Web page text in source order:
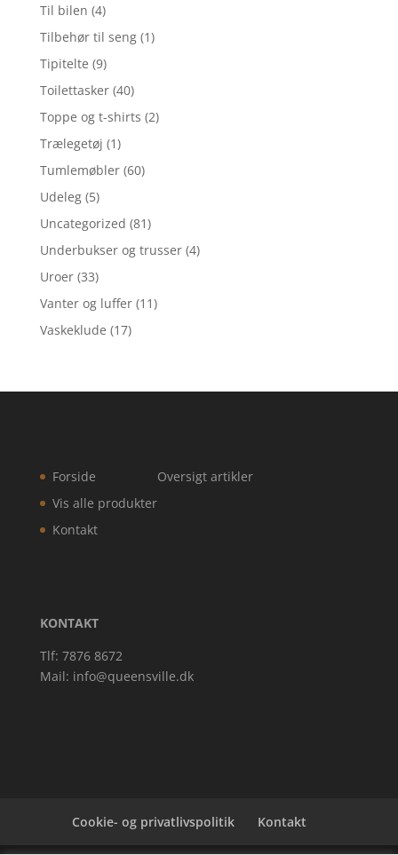
Til bilen (4)
Tilbehør til seng (1)
Tipitelte (9)
Toilettasker (40)
Toppe og t-shirts (2)
Trælegetøj (1)
Tumlemøbler (60)
Udeleg (5)
Uncategorized (81)
Underbukser og trusser (4)
Uroer (33)
Vanter og luffer (11)
Vaskeklude (17)
Forside
Vis alle produkter
Kontakt
Oversigt artikler
KONTAKT
Tlf: 7876 8672
Mail: info@queensville.dk
Cookie- og privatlivspolitik Kontakt